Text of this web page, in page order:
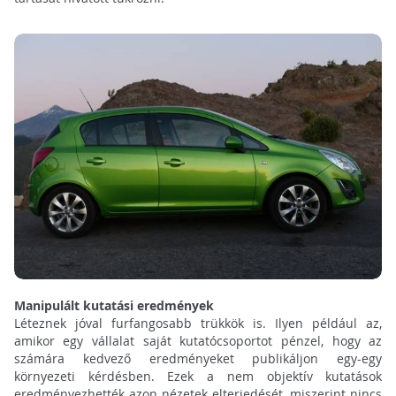
Manipulált kutatási eredmények
Léteznek jóval furfangosabb trükkök is. Ilyen például az,
amikor egy vállalat saját kutatócsoportot pénzel, hogy az
számára kedvező eredményeket publikáljon egy-egy
környezeti kérdésben. Ezek a nem objektív kutatások